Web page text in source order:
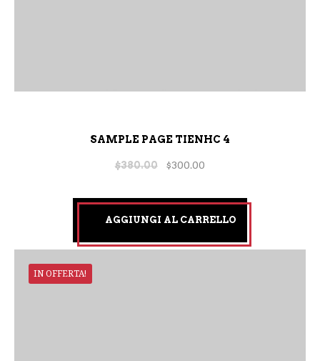
SAMPLE PAGE TIENHC 4
$380.00 $300.00
AGGIUNGI AL CARRELLO
IN OFFERTA!